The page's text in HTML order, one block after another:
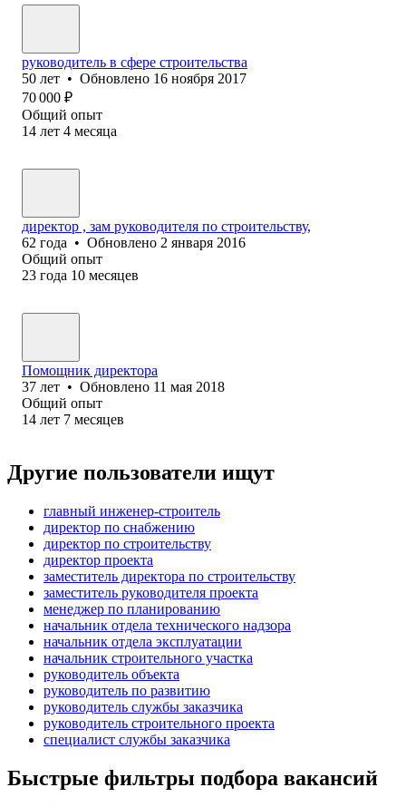
руководитель в сфере строительства
50 лет • Обновлено 16 ноября 2017
70 000 ₽
Общий опыт
14 лет 4 месяца
директор , зам руководителя по строительству,
62 года • Обновлено 2 января 2016
Общий опыт
23 года 10 месяцев
Помощник директора
37 лет • Обновлено 11 мая 2018
Общий опыт
14 лет 7 месяцев
Другие пользователи ищут
главный инженер-строитель
директор по снабжению
директор по строительству
директор проекта
заместитель директора по строительству
заместитель руководителя проекта
менеджер по планированию
начальник отдела технического надзора
начальник отдела эксплуатации
начальник строительного участка
руководитель объекта
руководитель по развитию
руководитель службы заказчика
руководитель строительного проекта
специалист службы заказчика
Быстрые фильтры подбора вакансий